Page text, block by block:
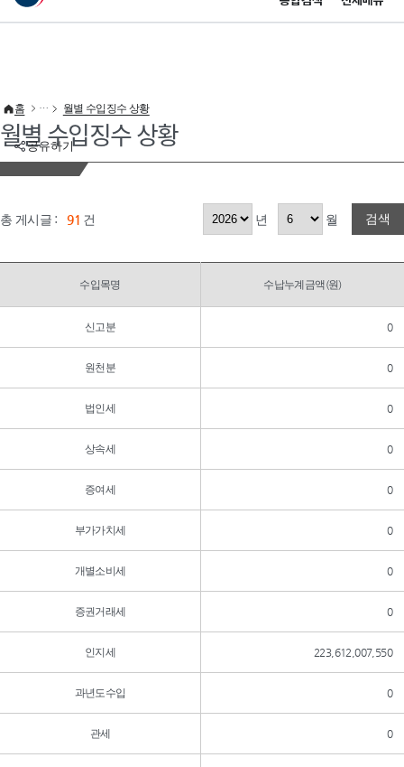
이 누리집은 대한민국 공식 전자정부 누리집입니다.
공유하기
홈 월별 수입징수 상황
월별 수입징수 상황
총 게시글 : 91 건 년 월 검색
수입목명 수납누계금액(원)
신고분 0
원천분 0
법인세 0
상속세 0
증여세 0
부가가치세 0
개별소비세 0
증권거래세 0
인지세 223,612,007,550
과년도수입 0
관세 0